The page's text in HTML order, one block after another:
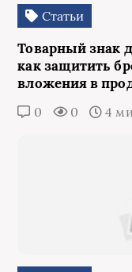
Статьи
Товарный знак
как защитить
вложения в
0 0 4